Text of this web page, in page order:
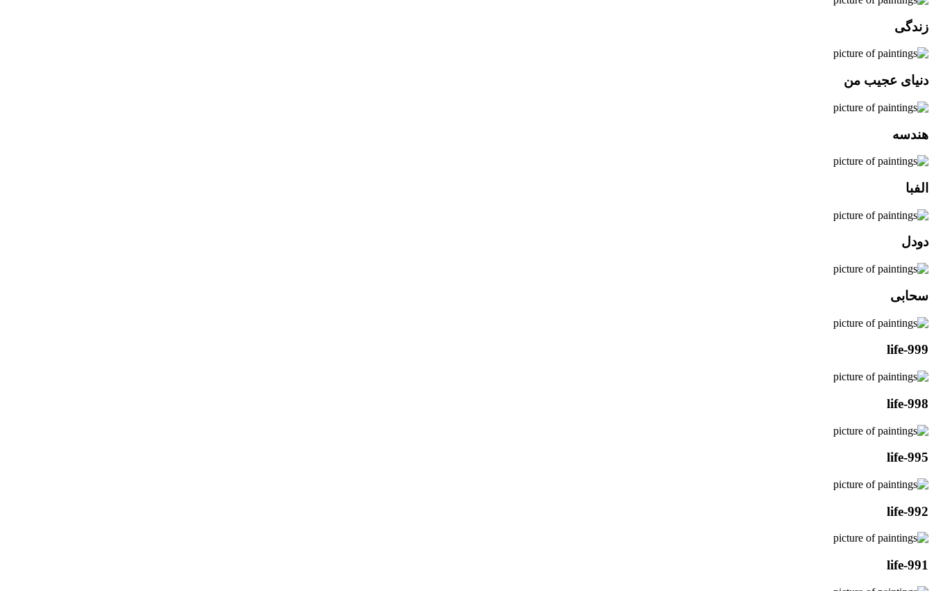
زندگی
دنیای عجیب من
هندسه
الفبا
دودل
سحابی
life-999
life-998
life-995
life-992
life-991